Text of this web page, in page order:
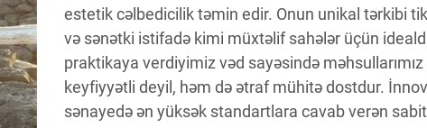
estetik cəlbedicilik təmin edir. Onun unikal tərkibi
və sənətki istifadə kimi müxtəlif sahələr üçün
praktikaya verdiyimiz vəd sayəsində məhsullarımız
keyfiyyətli deyil, həm də ətraf mühitə dostdur.
sənayedə ən yüksək standartlara cavab verən